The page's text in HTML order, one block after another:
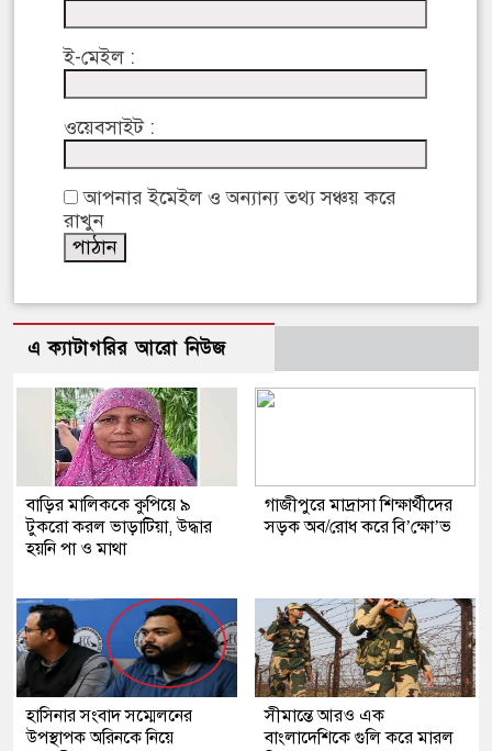
ই-মেইল :
ওয়েবসাইট :
আপনার ইমেইল ও অন্যান্য তথ্য সঞ্চয় করে
রাখুন
এ ক্যাটাগরির আরো নিউজ
বাড়ির মালিককে কুপিয়ে ৯
টুকরো করল ভাড়াটিয়া, উদ্ধার
হয়নি পা ও মাথা
গাজীপুরে মাদ্রাসা শিক্ষার্থীদের
সড়ক অব/রোধ করে বি’ক্ষো’ভ
হাসিনার সংবাদ সম্মেলনের
উপস্থাপক অরিনকে নিয়ে
সীমান্তে আরও এক
বাংলাদেশিকে গুলি করে মারল